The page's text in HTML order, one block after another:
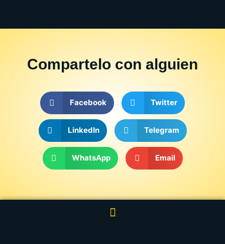
Compartelo con alguien
Facebook Twitter
LinkedIn Telegram
WhatsApp Email